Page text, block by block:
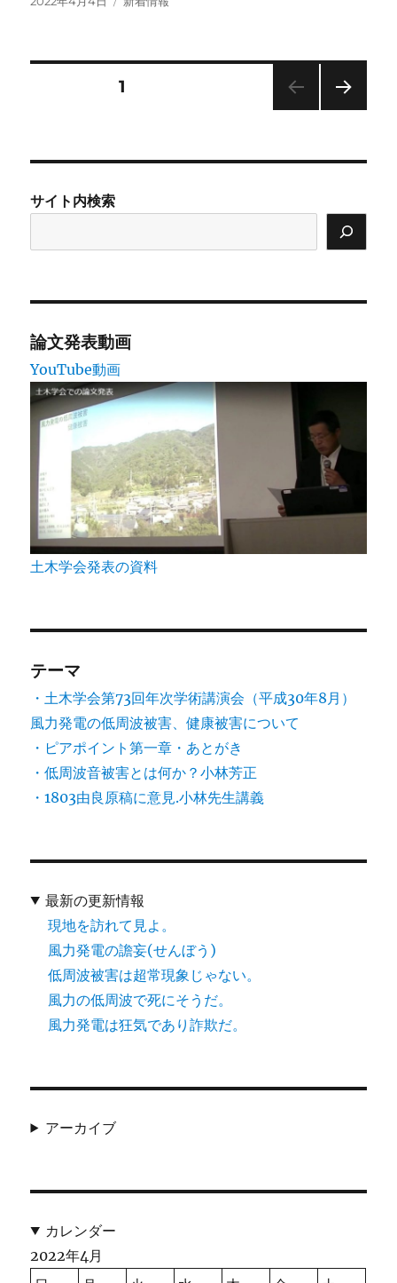
の
ペ
ー
ジ
送
り
固定ページ1
サイト内検索
論文発表動画
YouTube動画
土木学会発表の資料
テーマ
・土木学会第73回年次学術講演会（平成30年8月）
風力発電の低周波被害、健康被害について
・ピアポイント第一章・あとがき
・低周波音被害とは何か？小林芳正
・1803由良原稿に意見.小林先生講義
最新の更新情報
現地を訪れて見よ。
風力発電の譫妄(せんぼう)
低周波被害は超常現象じゃない。
風力の低周波で死にそうだ。
風力発電は狂気であり詐欺だ。
アーカイブ
カレンダー
2022年4月